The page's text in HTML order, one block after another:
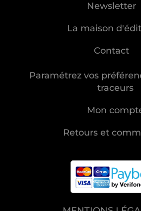
Newsletter
La maison
Contact
Paramétrez vos
traceurs
Mon
Retours et